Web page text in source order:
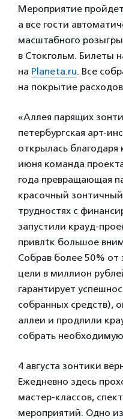
Мероприятие
а все гости
масштабного
в Стокгольм. Билеты
на Planeta.ru. Все
на покрытие
«Аллея парящих
петербургская арт-
открылась благодаря
июня команда
года превращающая
красочный
трудностях с
запустили крауд-
привлtк большое
Собрав более 50% от
цели в миллион
гарантирует
собранных средств),
аллеи и продлили
собрать
4 августа зонтики
Ежедневно здесь
мастер-классов,
мероприятий. Одно